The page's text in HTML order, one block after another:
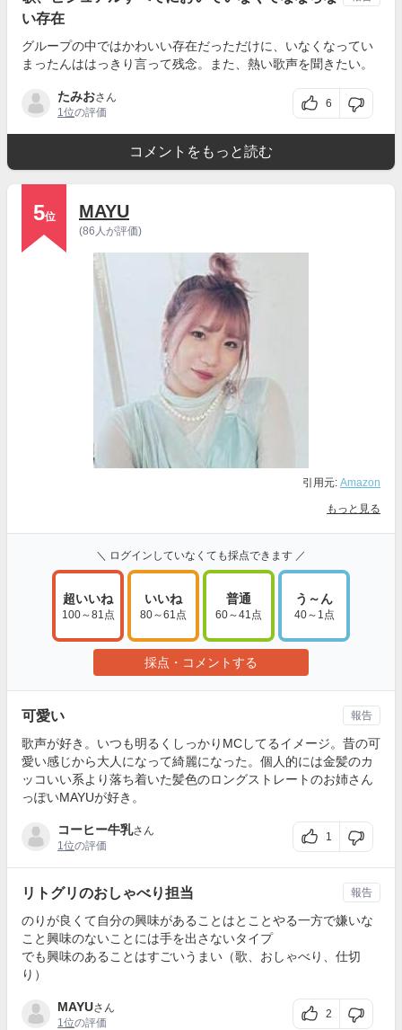
い存在
グループの中ではかわいい存在だっただけに、いなくなってい
まったんははっきり言って残念。また、熱い歌声を聞きたい。
たみおさん
1位の評価
6
コメントをもっと読む
5位 MAYU
(86人が評価)
引用元: Amazon
もっと見る
＼ ログインしていなくても採点できます ／
超いいね
100～81点
いいね
80～61点
普通
60～41点
う～ん
40～1点
採点・コメントする
可愛い
歌声が好き。いつも明るくしっかりMCしてるイメージ。昔の可
愛い感じから大人になって綺麗になった。個人的には金髪のカ
ッコいい系より落ち着いた髪色のロングストレートのお姉さん
っぽいMAYUが好き。
コーヒー牛乳さん
1位の評価
1
報告
リトグリのおしゃべり担当
のりが良くて自分の興味があることはとことやる一方で嫌いな
こと興味のないことには手を出さないタイプ
でも興味のあることはすごいうまい（歌、おしゃべり、仕切
り）
MAYUさん
1位の評価
2
報告